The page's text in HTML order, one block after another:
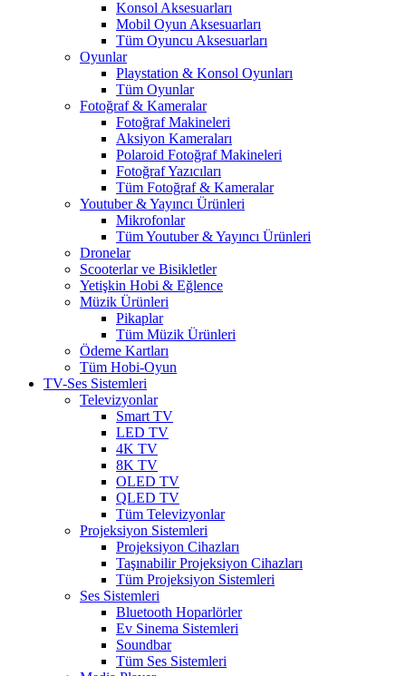
Konsol Aksesuarları
Mobil Oyun Aksesuarları
Tüm Oyuncu Aksesuarları
Oyunlar
Playstation & Konsol Oyunları
Tüm Oyunlar
Fotoğraf & Kameralar
Fotoğraf Makineleri
Aksiyon Kameraları
Polaroid Fotoğraf Makineleri
Fotoğraf Yazıcıları
Tüm Fotoğraf & Kameralar
Youtuber & Yayıncı Ürünleri
Mikrofonlar
Tüm Youtuber & Yayıncı Ürünleri
Dronelar
Scooterlar ve Bisikletler
Yetişkin Hobi & Eğlence
Müzik Ürünleri
Pikaplar
Tüm Müzik Ürünleri
Ödeme Kartları
Tüm Hobi-Oyun
TV-Ses Sistemleri
Televizyonlar
Smart TV
LED TV
4K TV
8K TV
OLED TV
QLED TV
Tüm Televizyonlar
Projeksiyon Sistemleri
Projeksiyon Cihazları
Taşınabilir Projeksiyon Cihazları
Tüm Projeksiyon Sistemleri
Ses Sistemleri
Bluetooth Hoparlörler
Ev Sinema Sistemleri
Soundbar
Tüm Ses Sistemleri